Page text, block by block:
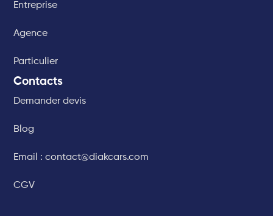
Entreprise
Agence
Particulier
Contacts
Demander devis
Blog
Email : contact@diakcars.com
CGV